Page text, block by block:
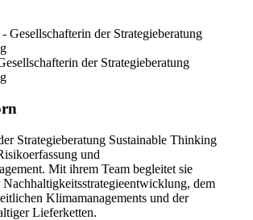
der Strategieberatung
Strategieberatung Sustainable Thinking
und
Mit ihrem Team begleitet sie
dem
Klimamanagements und der
Lieferketten.